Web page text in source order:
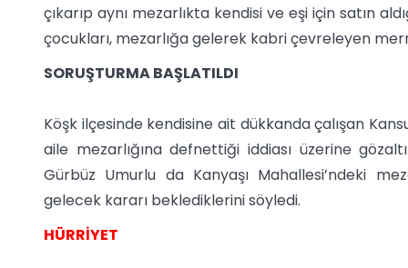
çıkarıp aynı mezarlıkta kendisi ve eşi için satın
çocukları, mezarlığa gelerek kabri çevreleyen
SORUŞTURMA BAŞLATILDI
Köşk ilçesinde kendisine ait dükkanda çalışan
aile mezarlığına defnettiği iddiası üzerine
Gürbüz Umurlu da Kanyaşı Mahallesi’ndeki
gelecek kararı beklediklerini söyledi.
HÜRRİYET